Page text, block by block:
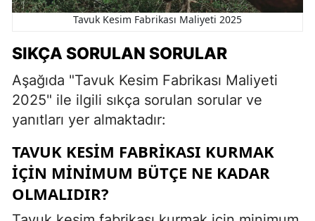
Tavuk Kesim Fabrikası Maliyeti 2025
SIKÇA SORULAN SORULAR
Aşağıda "Tavuk Kesim Fabrikası Maliyeti
2025" ile ilgili sıkça sorulan sorular ve
yanıtları yer almaktadır:
TAVUK KESIM FABRIKASI KURMAK
IÇIN MINIMUM BÜTÇE NE KADAR
OLMALIDIR?